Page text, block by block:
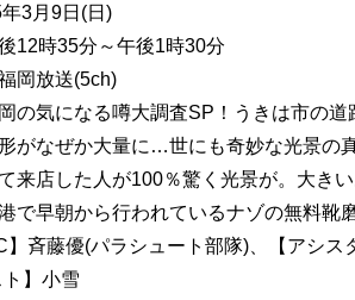
3月9日(日)
12時35分～午後1時30分
岡放送(5ch)
の気になる噂大調査SP！うきは市の
がなぜか大量に…世にも奇妙な光景の
来店した人が100％驚く光景が。大き
で早朝から行われているナゾの無料靴
】斉藤優(パラシュート部隊)、【アシス
】小雪